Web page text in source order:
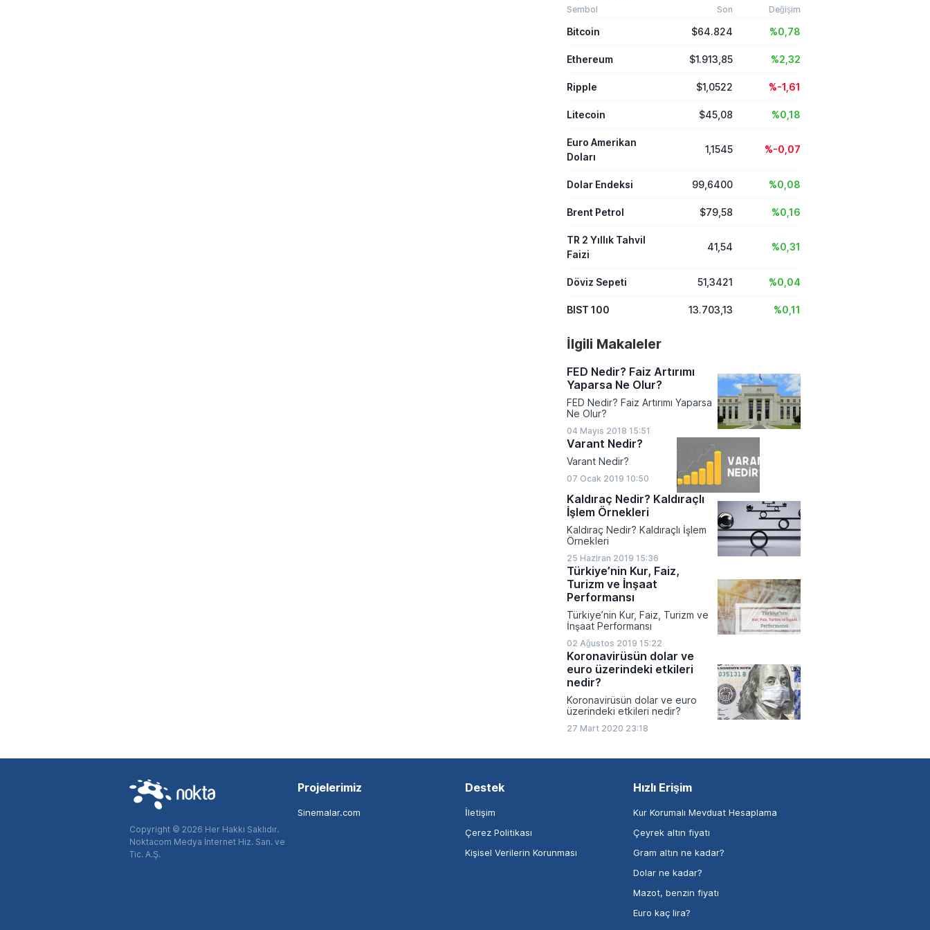
uzamasının adalet ilkelerine
Sembol Son Değişim
Bitcoin $64.824 %0,78
Ethereum $1.913,85 %2,32
Ripple $1,0522 %-1,61
Litecoin $45,08 %0,18
Euro Amerikan
Doları
1,1545 %-0,07
Dolar Endeksi 99,6400 %0,08
Brent Petrol $79,58 %0,16
TR 2 Yıllık Tahvil
Faizi
41,54 %0,31
Döviz Sepeti 51,3421 %0,04
BIST 100 13.703,13 %0,11
İlgili Makaleler
FED Nedir? Faiz Artırımı
Yaparsa Ne Olur?
FED Nedir? Faiz Artırımı Yaparsa
Ne Olur?
04 Mayıs 2018 15:51
Varant Nedir?
Varant Nedir?
07 Ocak 2019 10:50
Kaldıraç Nedir? Kaldıraçlı
İşlem Örnekleri
Kaldıraç Nedir? Kaldıraçlı İşlem
Örnekleri
25 Haziran 2019 15:36
Türkiye’nin Kur, Faiz,
Turizm ve İnşaat
Performansı
Türkiye’nin Kur, Faiz, Turizm ve
İnşaat Performansı
02 Ağustos 2019 15:22
Koronavirüsün dolar ve
euro üzerindeki etkileri
nedir?
Koronavirüsün dolar ve euro
üzerindeki etkileri nedir?
27 Mart 2020 23:18
Copyright © 2026 Her Hakkı Saklıdır.
Noktacom Medya İnternet Hiz. San. ve
Tic. A.Ş.
Projelerimiz
Sinemalar.com
Destek
İletişim
Çerez Politikası
Kişisel Verilerin Korunması
Hızlı Erişim
Kur Korumalı Mevduat Hesaplama
Çeyrek altın fiyatı
Gram altın ne kadar?
Dolar ne kadar?
Mazot, benzin fiyatı
Euro kaç lira?